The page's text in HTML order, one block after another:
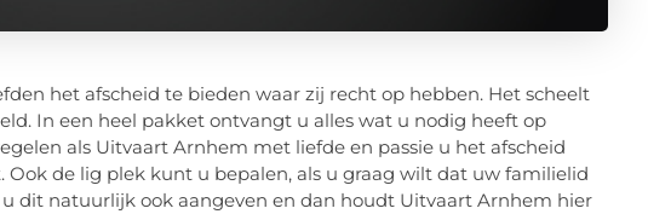
het afscheid te bieden waar zij recht op hebben. Het scheelt
In een heel pakket ontvangt u alles wat u nodig heeft op
als Uitvaart Arnhem met liefde en passie u het afscheid
de lig plek kunt u bepalen, als u graag wilt dat uw familielid
dit natuurlijk ook aangeven en dan houdt Uitvaart Arnhem hier